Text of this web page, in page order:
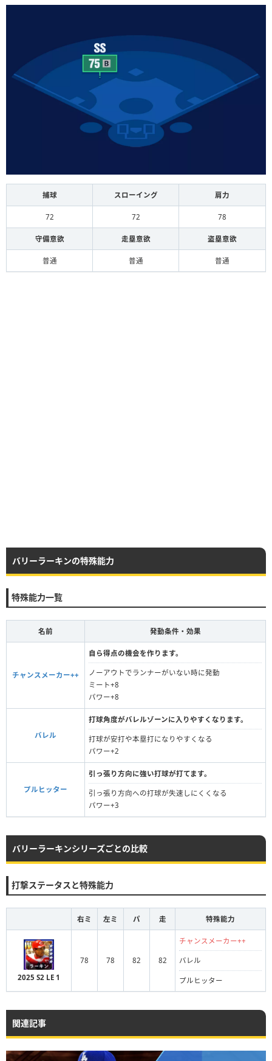
捕球 スローイング 肩力
72 72 78
守備意欲 走塁意欲 盗塁意欲
普通 普通 普通
バリーラーキンの特殊能力
特殊能力一覧
名前 発動条件・効果
チャンスメーカー++
自ら得点の機会を作ります。
ノーアウトでランナーがいない時に発動
ミート+8
パワー+8
バレル
打球角度がバレルゾーンに入りやすくなります。
打球が安打や本塁打になりやすくなる
パワー+2
プルヒッター
引っ張り方向に強い打球が打てます。
引っ張り方向への打球が失速しにくくなる
パワー+3
バリーラーキンシリーズごとの比較
打撃ステータスと特殊能力
右ミ 左ミ パ 走 特殊能力
2025 S2 LE 1
78 78 82 82
チャンスメーカー++
バレル
プルヒッター
関連記事